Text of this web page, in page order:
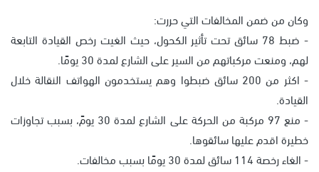
وكان من ضمن المخالفات التي حررت:
- ضبط 78 سائق تحت تأثير الكحول، حيث الغيت رخص القيادة التابعة
لهم، ومنعت مركباتهم من السير على الشارع لمدة 30 يومًا.
- اكثر من 200 سائق ضبطوا وهم يستخدمون الهواتف النقالة خلال
القيادة.
- منع 97 مركبة من الحركة على الشارع لمدة 30 يومً، بسبب تجاوزات
خطيرة اقدم عليها سائقوها.
- الغاء رخصة 114 سائق لمدة 30 يومًا بسبب مخالفات.